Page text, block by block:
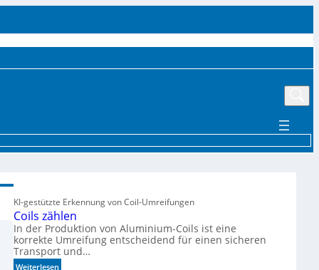
KI-gestützte Erkennung von Coil-Umreifungen
Coils zählen
In der Produktion von Aluminium-Coils ist eine
korrekte Umreifung entscheidend für einen sicheren
Transport und…
Weiterlesen: